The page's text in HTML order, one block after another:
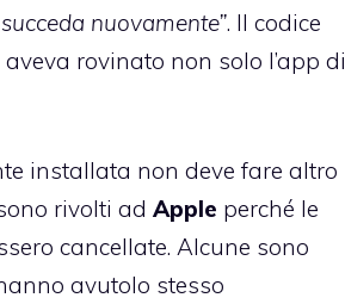
nuovamente”. Il codice
rovinato non solo l’app di
installata non deve fare altro
rivolti ad Apple perché le
cancellate. Alcune sono
avutolo stesso